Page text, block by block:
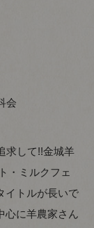
会
求して!!金城羊
・ミルクフェ
イトルが長いで
心に羊農家さん